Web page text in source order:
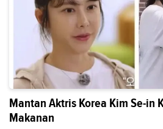
Mantan Aktris Korea Kim Se-in
Makanan